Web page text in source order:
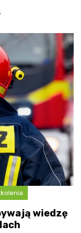
wiedzę